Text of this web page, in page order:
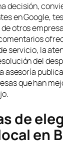
decisión,
en Google,
otros
servicio, la
del
asesoría
que han
de
en